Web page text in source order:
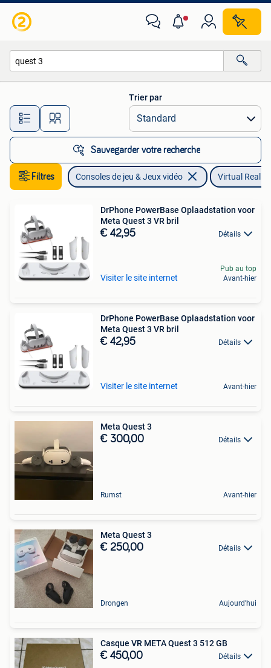
Toutes les distances…
Trier par
Sauvegarder votre recherche
Filtres Consoles de jeu & Jeux vidéo Virtual Reality
DrPhone PowerBase Oplaadstation voor
Meta Quest 3 VR bril
€ 42,95 Détails
Visiter le site internet
Pub au top
Avant-hier
DrPhone PowerBase Oplaadstation voor
Meta Quest 3 VR bril
€ 42,95 Détails
Visiter le site internet Avant-hier
Meta Quest 3
€ 300,00 Détails
Rumst Avant-hier
Meta Quest 3
€ 250,00 Détails
Drongen Aujourd'hui
Casque VR META Quest 3 512 GB
€ 450,00 Détails